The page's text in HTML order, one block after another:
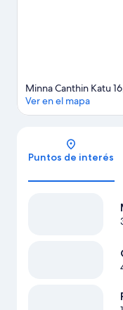
Minna Canthin Katu
Ver en el mapa
Puntos de interés